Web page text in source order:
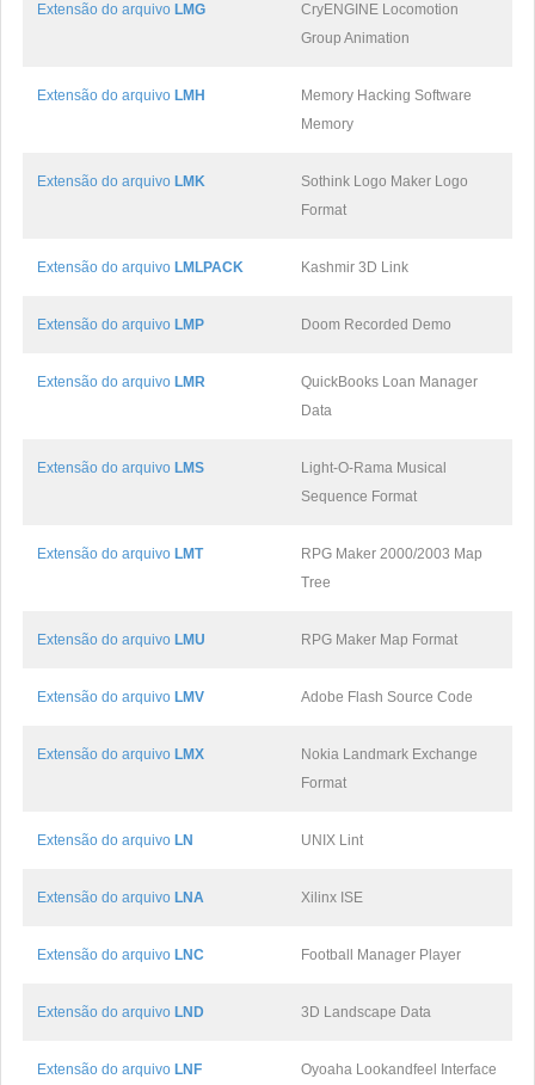
Extensão do arquivo LMG
CryENGINE Locomotion
Group Animation
Extensão do arquivo LMH
Memory Hacking Software
Memory
Extensão do arquivo LMK
Sothink Logo Maker Logo
Format
Extensão do arquivo LMLPACK Kashmir 3D Link
Extensão do arquivo LMP Doom Recorded Demo
Extensão do arquivo LMR
QuickBooks Loan Manager
Data
Extensão do arquivo LMS
Light-O-Rama Musical
Sequence Format
Extensão do arquivo LMT
RPG Maker 2000/2003 Map
Tree
Extensão do arquivo LMU RPG Maker Map Format
Extensão do arquivo LMV Adobe Flash Source Code
Extensão do arquivo LMX
Nokia Landmark Exchange
Format
Extensão do arquivo LN UNIX Lint
Extensão do arquivo LNA Xilinx ISE
Extensão do arquivo LNC Football Manager Player
Extensão do arquivo LND 3D Landscape Data
Extensão do arquivo LNF Oyoaha Lookandfeel Interface